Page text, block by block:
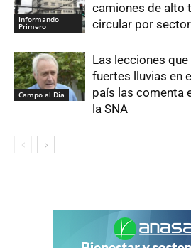
Informando
Primero
camiones de alto
circular por
Campo al Día
Las lecciones
fuertes lluvias en
país las comenta
la SNA